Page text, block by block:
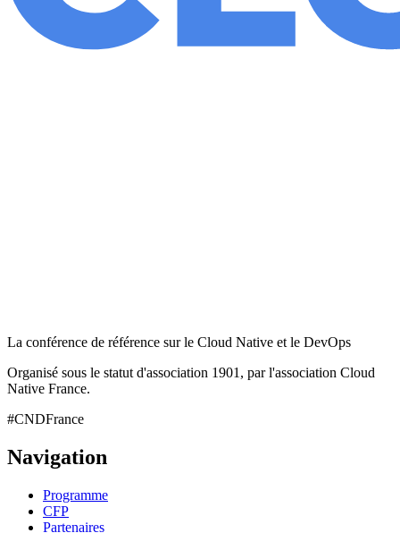
La conférence de référence sur le Cloud Native et le DevOps
Organisé sous le statut d'association 1901, par l'association Cloud
Native France.
#CNDFrance
Navigation
Programme
CFP
Partenaires